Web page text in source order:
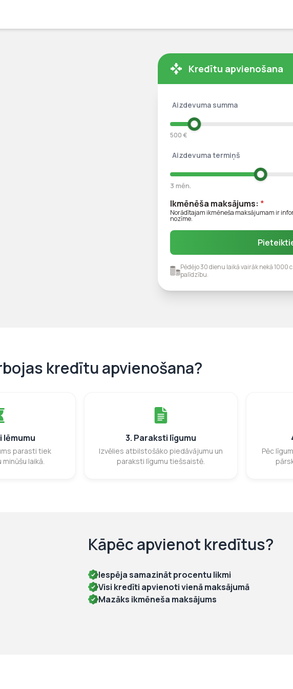
Kredītu apvienošana
Aizdevuma summa
500 €
Aizdevuma termiņš
3 mēn.
Ikmēnēša maksājums: *
Norādītajam ikmēneša maksājumam ir
nozīme.
Pēdējo 30 dienu laikā vairāk nekā 1000
palīdzību.
kredītu apvienošana?
lēmumu
parasti tiek
laikā.
3. Paraksti līgumu
Izvēlies atbilstošāko piedāvājumu un
paraksti līgumu tiešsaistē.
Pēc
Kāpēc apvienot kredītus?
Iespēja samazināt procentu likmi
Visi kredīti apvienoti vienā maksājumā
Mazāks ikmēneša maksājums